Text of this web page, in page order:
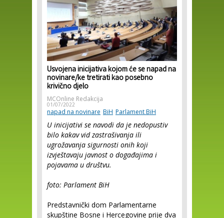
Usvojena inicijativa kojom će se napad na
novinare/ke tretirati kao posebno
krivično djelo
MCOnline Redakcija
01/07/2022
napad na novinare BiH Parlament BiH
U inicijativi se navodi da je nedopustiv
bilo kakav vid zastrašivanja ili
ugrožavanja sigurnosti onih koji
izvještavaju javnost o događajima i
pojavama u društvu.
foto: Parlament BiH
Predstavnički dom Parlamentarne
skupštine Bosne i Hercegovine prije dva